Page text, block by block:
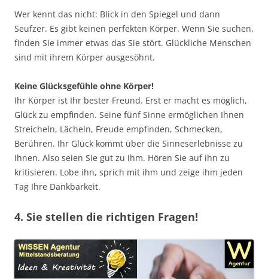
Wer kennt das nicht: Blick in den Spiegel und dann
Seufzer. Es gibt keinen perfekten Körper. Wenn Sie suchen,
finden Sie immer etwas das Sie stört. Glückliche Menschen
sind mit ihrem Körper ausgesöhnt.
Keine Glücksgefühle ohne Körper!
Ihr Körper ist Ihr bester Freund. Erst er macht es möglich,
Glück zu empfinden. Seine fünf Sinne ermöglichen Ihnen
Streicheln, Lächeln, Freude empfinden, Schmecken,
Berühren. Ihr Glück kommt über die Sinneserlebnisse zu
Ihnen. Also seien Sie gut zu ihm. Hören Sie auf ihn zu
kritisieren. Lobe ihn, sprich mit ihm und zeige ihm jeden
Tag Ihre Dankbarkeit.
4. Sie stellen die richtigen Fragen!